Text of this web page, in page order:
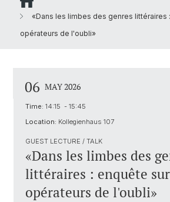
«Dans les limbes des genres littéraires
opérateurs de l'oubli»
06 MAY 2026
Time: 14:15 - 15:45
Location: Kollegienhaus 107
GUEST LECTURE / TALK
«Dans les limbes des
littéraires : enquête
opérateurs de l'oubli»